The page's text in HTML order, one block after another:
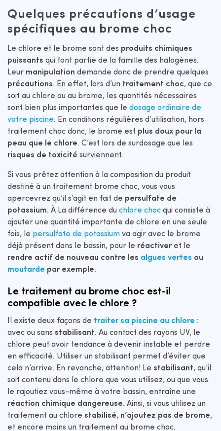
Quelques précautions d’usage
spécifiques au brome choc
Le chlore et le brome sont des produits chimiques
puissants qui font partie de la famille des halogènes.
Leur manipulation demande donc de prendre quelques
précautions. En effet, lors d’un traitement choc, que ce
soit au chlore ou au brome, les quantités nécessaires
sont bien plus importantes que le dosage ordinaire de
votre piscine. En conditions régulières d’utilisation, hors
traitement choc donc, le brome est plus doux pour la
peau que le chlore. C’est lors de surdosage que les
risques de toxicité surviennent.
Si vous prêtez attention à la composition du produit
destiné à un traitement brome choc, vous vous
apercevrez qu’il s’agit en fait de persulfate de
potassium. À La différence du chlore choc qui consiste à
ajouter une quantité importante de chlore en une seule
fois, le persulfate de potassium va agir avec le brome
déjà présent dans le bassin, pour le réactiveret le
rendre actif de nouveau contre les algues vertes ou
moutarde par exemple.
Le traitement au brome choc est-il
compatible avec le chlore ?
Il existe deux façons de traiter sa piscine au chlore :
avec ou sans stabilisant. Au contact des rayons UV, le
chlore peut avoir tendance à devenir instable et perdre
en efficacité. Utiliser un stabilisant permet d’éviter que
cela n’arrive. En revanche, attention! Le stabilisant, qu’il
soit contenu dans le chlore que vous utilisez, ou que vous
le rajoutiez vous-même à votre bassin, entraîne une
réaction chimique dangereuse. Ainsi, si vous utilisez un
traitement au chlore stabilisé, n’ajoutez pas de brome,
et encore moins un traitement au brome choc.